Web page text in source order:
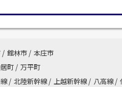
/ 館林市 / 本庄市
町 / 万平町
/ 北陸新幹線 / 上越新幹線 / 八高線 /